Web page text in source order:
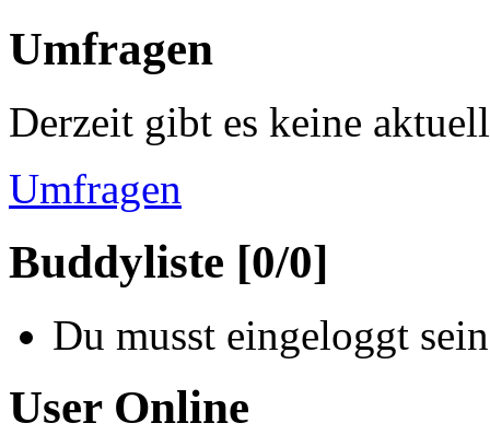
Umfragen
Derzeit gibt es keine
Umfragen
Buddyliste [0/0]
Du musst eingeloggt
User Online